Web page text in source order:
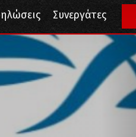
Συνεργάτες
οδηγήθηκαν ή θα οδηγηθούν σε